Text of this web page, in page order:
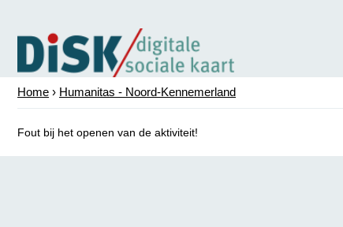
Home › Humanitas - Noord-Kennemerland
Fout bij het openen van de aktiviteit!